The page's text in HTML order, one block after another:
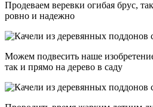
Продеваем веревки огибая брус,
ровно и надежно
Можем подвесить наше
так и прямо на дерево в саду